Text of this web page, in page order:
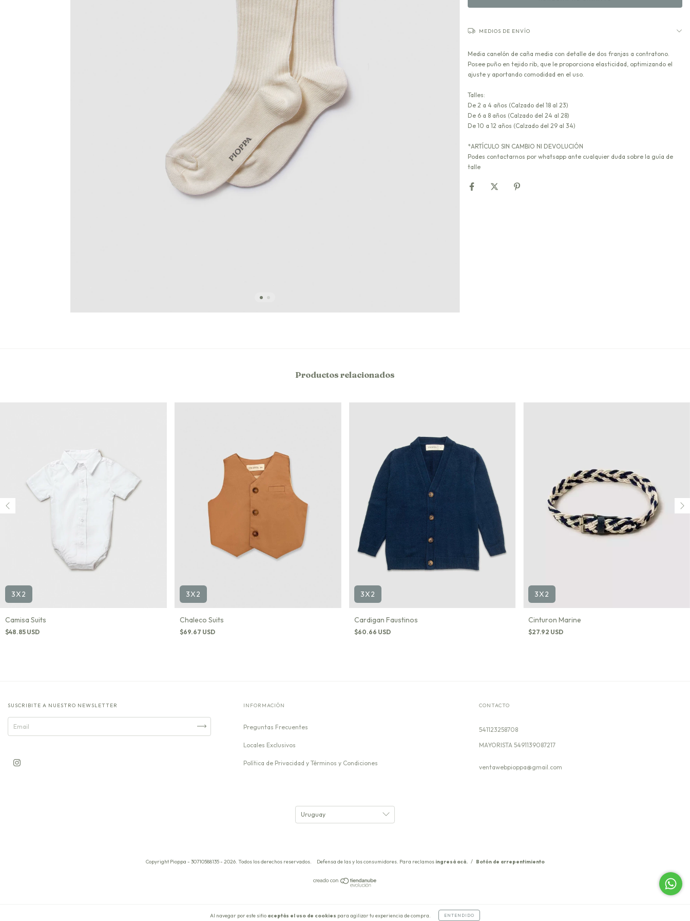
Al navegar por este sitio aceptás el uso de cookies para agilizar tu experiencia de compra. ENTENDIDO
MEDIOS DE ENVÍO
Media canelón de caña media con detalle de dos franjas a contratono.
Posee puño en tejido rib, que le proporciona elasticidad, optimizando el
ajuste y aportando comodidad en el uso.
Talles:
De 2 a 4 años (Calzado del 18 al 23)
De 6 a 8 años (Calzado del 24 al 28)
De 10 a 12 años (Calzado del 29 al 34)
*ARTÍCULO SIN CAMBIO NI DEVOLUCIÓN
Podes contactarnos por whatsapp ante cualquier duda sobre la guía de
talle
Productos relacionados
3X2
Camisa Suits
$48.85 USD
3X2
Chaleco Suits
$69.67 USD
3X2
Cardigan Faustinos
$60.66 USD
3X2
Cinturon Marine
$27.92 USD
SUSCRIBITE A NUESTRO NEWSLETTER INFORMACIÓN
Preguntas Frecuentes
Locales Exclusivos
Política de Privacidad y Términos y Condiciones
CONTACTO
541123258708
ventawebpioppa@gmail.com
Copyright Pioppa - 30710588135 - 2026. Todos los derechos reservados. Defensa de las y los consumidores. Para reclamos ingresá acá. / Botón de arrepentimiento